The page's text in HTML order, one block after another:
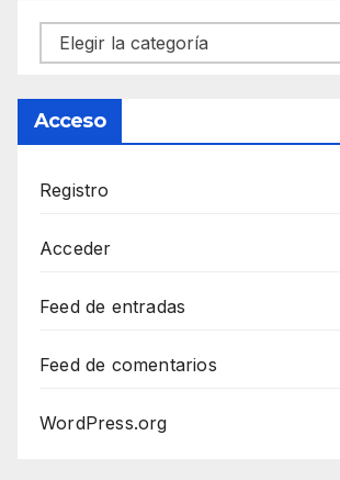
Categorías
Acceso
Registro
Acceder
Feed de entradas
Feed de comentarios
WordPress.org